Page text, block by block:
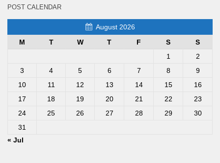
POST CALENDAR
August 2026
M
T W T F S
S
1
2
3
4 5 6 7 8
9
10
11 12 13 14 15
16
17
18 19 20 21 22
23
24
25 26 27 28 29
30
31
« Jul